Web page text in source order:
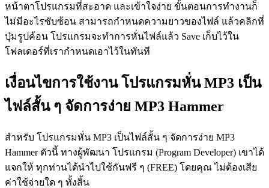
หน้าตาโปรแกรมที่สะอาด และเข้าใจง่าย ขั้นตอนการทำงานก็
ไม่มีอะไรซับซ้อน สามารถกำหนดความยาวของไฟล์ แล้วคลิกที่
ปุ่มรูปค้อน โปรแกรมจะทำการหั่นไฟล์แล้ว Save เก็บไว้ใน
โฟลเดอร์ที่เรากำหนดเอาไว้ในทันที
เงื่อนไขการใช้งาน โปรแกรมหั่น MP3 เป็น
ไฟล์สั้น ๆ จัดการง่าย MP3 Hammer
สำหรับ โปรแกรมหั่น MP3 เป็นไฟล์สั้น ๆ จัดการง่าย MP3
Hammer ตัวนี้ ทางผู้พัฒนา โปรแกรม (Program Developer) เขาได้
แจกให้ ทุกท่านได้นำไปใช้กันฟรี ๆ (FREE) โดยคุณ ไม่ต้องเสีย
ค่าใช้จ่ายใด ๆ ทั้งสิ้น